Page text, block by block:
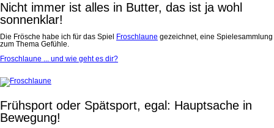
Nicht immer ist alles in Butter, das ist ja wohl
sonnenklar!
Die Frösche habe ich für das Spiel Froschlaune gezeichnet, eine Spielesammlung
zum Thema Gefühle.
Froschlaune ... und wie geht es dir?
Frühsport oder Spätsport, egal: Hauptsache in
Bewegung!